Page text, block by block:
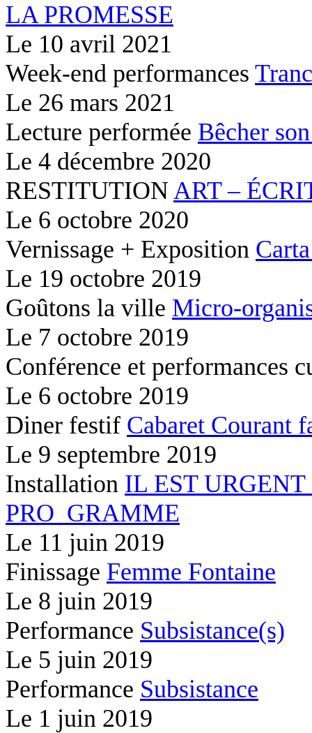
LA PROMESSE
Le 10 avril 2021
Week-end performances
Le 26 mars 2021
Lecture performée Bêcher
Le 4 décembre 2020
RESTITUTIONART –
Le 6 octobre 2020
Vernissage + Exposition
Le 19 octobre 2019
Goûtons la ville Micro-
Le 7 octobre 2019
Conférence et performances
Le 6 octobre 2019
Diner festif Cabaret Courant
Le 9 septembre 2019
Installation IL EST URGENT
PRO_GRAMME
Le 11 juin 2019
Finissage Femme Fontaine
Le 8 juin 2019
Performance Subsistance(s)
Le 5 juin 2019
Performance Subsistance
Le 1 juin 2019